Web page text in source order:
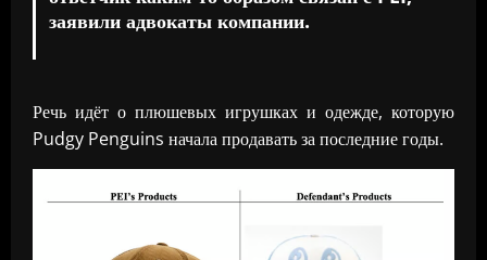
заявили адвокаты компании.
Речь идёт о плюшевых игрушках и одежде, которую
Pudgy Penguins начала продавать за последние годы.